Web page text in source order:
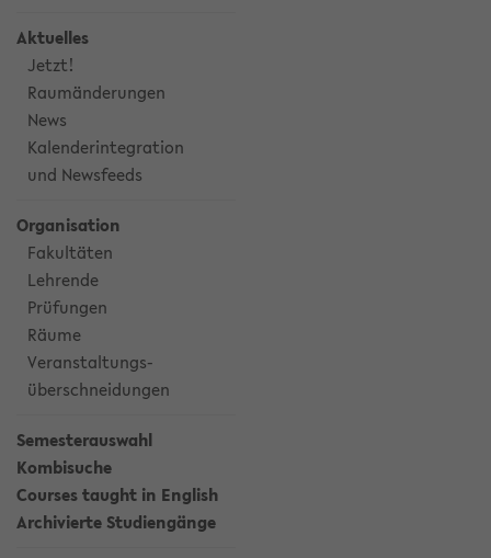
Aktuelles
Jetzt!
Raumänderungen
News
Kalenderintegration
und Newsfeeds
Organisation
Fakultäten
Lehrende
Prüfungen
Räume
Veranstaltungs-
überschneidungen
Semesterauswahl
Kombisuche
Courses taught in English
Archivierte Studiengänge